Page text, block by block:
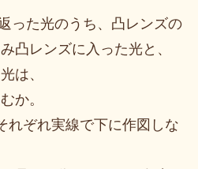
った光のうち、凸レンズの
凸レンズに入った光と、
は、
か。
れぞれ実線で下に作図しな